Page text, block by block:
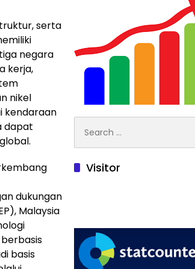
serta
negara
kerja,
nikel
kendaraan
dapat
dukungan
Malaysia
basis
for:
Visitor